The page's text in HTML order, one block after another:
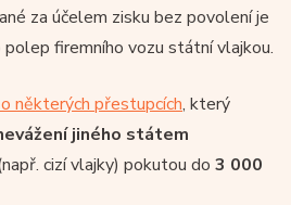
za účelem zisku bez povolení je
firemního vozu státní vlajkou.
některých přestupcích, který
jiného státem
cizí vlajky) pokutou do 3 000